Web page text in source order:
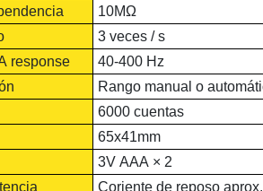
10MΩ
3 veces / s
response
40-400 Hz
Rango manual o
6000 cuentas
65x41mm
3V AAA × 2
Coriente de reposo